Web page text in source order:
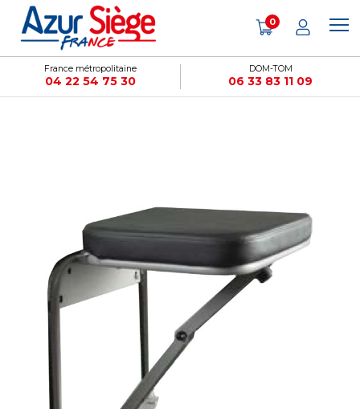
France métropolitaine
04 22 54 75 30
DOM-TOM
06 33 83 11 09
0
Panneau de gestion des cookies